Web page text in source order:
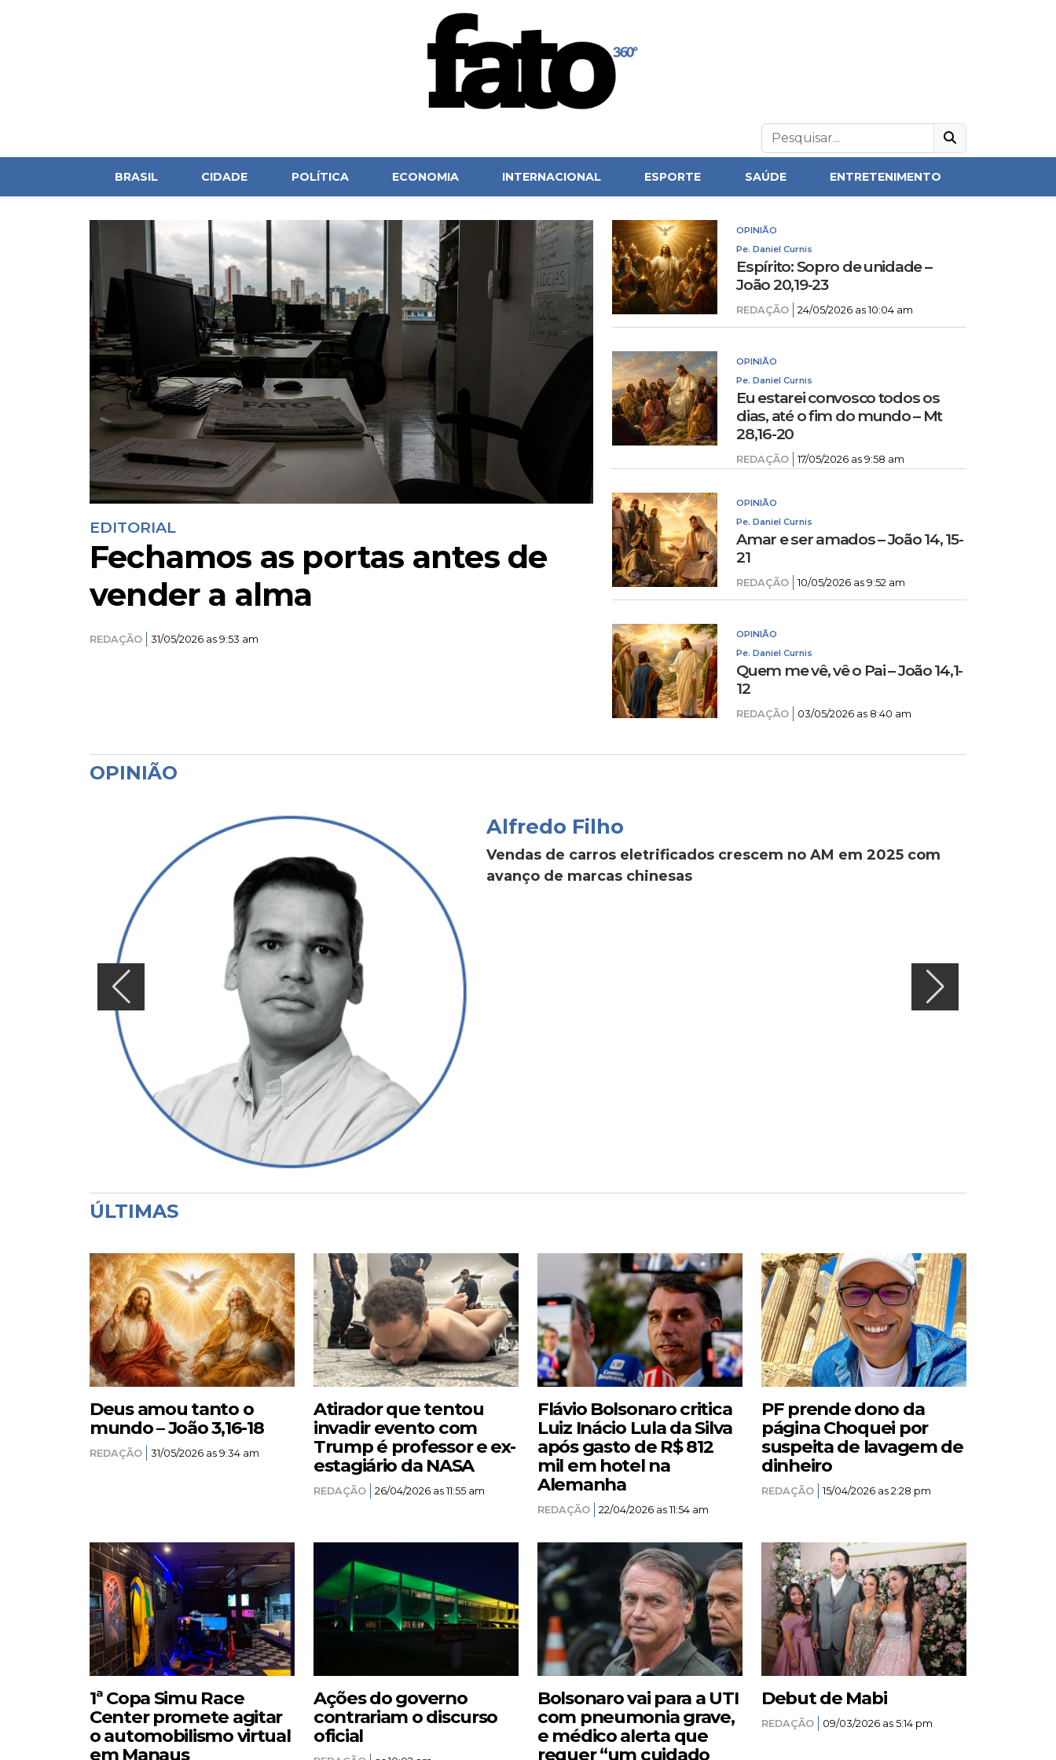
BRASIL CIDADE POLÍTICA ECONOMIA INTERNACIONAL ESPORTE SAÚDE ENTRETENIMENTO
EDITORIAL
Fechamos as portas antes de
vender a alma
REDAÇÃO 31/05/2026 as 9:53 am
OPINIÃO
Pe. Daniel Curnis
Espírito: Sopro de unidade –
João 20,19-23
REDAÇÃO 24/05/2026 as 10:04 am
OPINIÃO
Pe. Daniel Curnis
Eu estarei convosco todos os
dias, até o fim do mundo – Mt
28,16-20
REDAÇÃO 17/05/2026 as 9:58 am
OPINIÃO
Pe. Daniel Curnis
Amar e ser amados – João 14, 15-
21
REDAÇÃO 10/05/2026 as 9:52 am
OPINIÃO
Pe. Daniel Curnis
Quem me vê, vê o Pai – João 14,1-
12
REDAÇÃO 03/05/2026 as 8:40 am
OPINIÃO
Alfredo Filho
Vendas de carros eletrificados crescem no AM em 2025 com
avanço de marcas chinesas
ÚLTIMAS
Deus amou tanto o
mundo – João 3,16-18
REDAÇÃO 31/05/2026 as 9:34 am
Atirador que tentou
invadir evento com
Trump é professor e ex-
estagiário da NASA
REDAÇÃO 26/04/2026 as 11:55 am
Flávio Bolsonaro critica
Luiz Inácio Lula da Silva
após gasto de R$ 812
mil em hotel na
Alemanha
REDAÇÃO 22/04/2026 as 11:54 am
PF prende dono da
página Choquei por
suspeita de lavagem de
dinheiro
REDAÇÃO 15/04/2026 as 2:28 pm
1ª Copa Simu Race
Center promete agitar
o automobilismo virtual
em Manaus
Ações do governo
contrariam o discurso
oficial
Bolsonaro vai para a UTI
com pneumonia grave,
e médico alerta que
requer “um cuidado
Debut de Mabi
REDAÇÃO 09/03/2026 as 5:14 pm